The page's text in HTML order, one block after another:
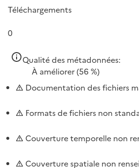
Téléchargements
0
Qualité des métadonnées:
À améliorer(56 %)
Documentation des fichiers
Formats de fichiers non
Couverture temporelle non
Couverture spatiale non